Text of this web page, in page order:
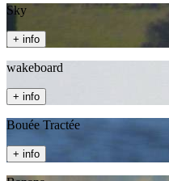
Sky
+ info
wakeboard
+ info
Bouée Tractée
+ info